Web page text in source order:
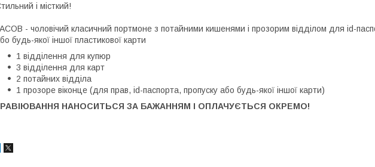
і місткий!
- чоловічий класичний портмоне з потайними кишенями і прозорим відділом для id-
будь-якої іншої пластикової карти
1 відділення для купюр
3 відділення для карт
2 потайних відділа
1 прозоре віконце (для прав, id-паспорта, пропуску або будь-якої іншої карти)
НАНОСИТЬСЯ ЗА БАЖАННЯМ І ОПЛАЧУЄТЬСЯ ОКРЕМО!